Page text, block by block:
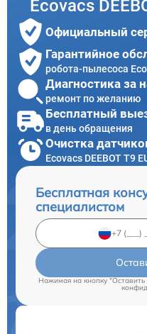
Ecovacs
Официальный
Гарантийное
робота-пылесоса
Диагностика за
ремонт по желанию
Бесплатный
в день обращения
Очистка
Ecovacs DEEBOT T9
Бесплатная
специалистом
Нажимая на кнопку